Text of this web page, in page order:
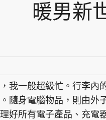
會員活動
東周JETSO
暖男新
我一般超級忙。行李內
隨身電腦物品，則由外
好所有電子產品、充電